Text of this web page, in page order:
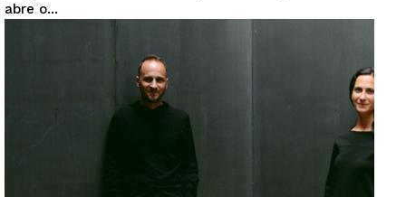
Guimarães, agora!
abre o...